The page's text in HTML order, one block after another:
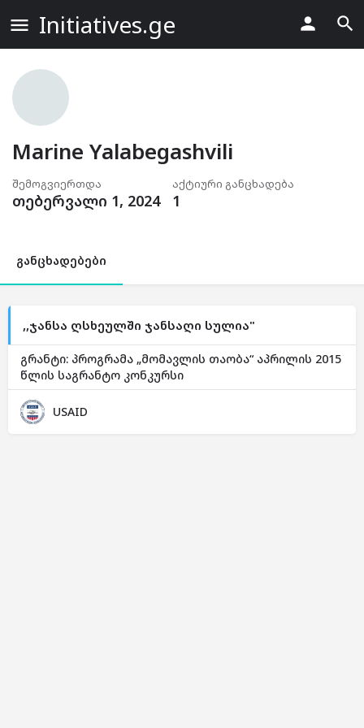
Initiatives.ge
Marine Yalabegashvili
შემოგვიერთდა
თებერვალი 1, 2024
აქტიური განცხადება
1
განცხადებები
,,ჯანსა ღსხეულში ჯანსაღი სულია"
გრანტი: პროგრამა „მომავლის თაობა“ აპრილის 2015
წლის საგრანტო კონკურსი
USAID